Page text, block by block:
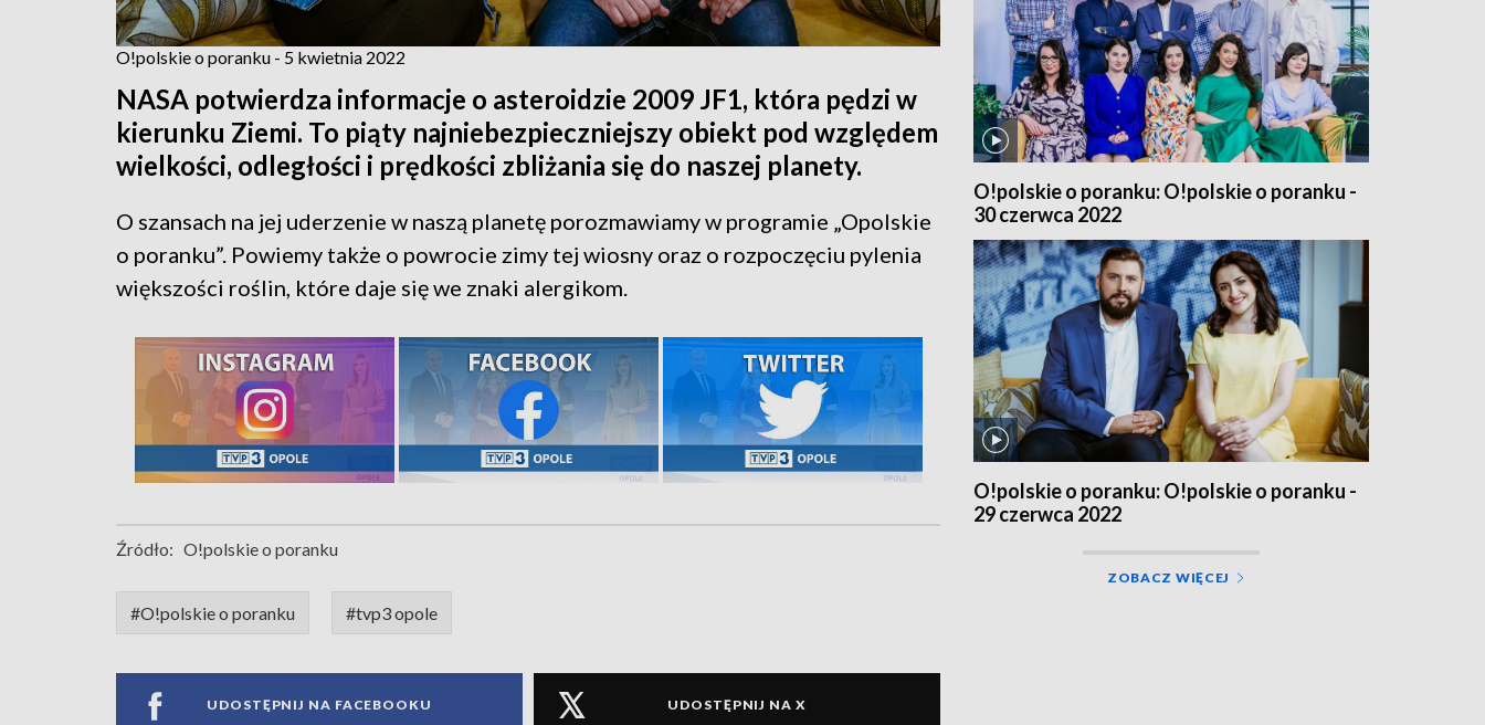
O!polskie o poranku - 5 kwietnia 2022
NASA potwierdza informacje o asteroidzie 2009 JF1, która pędzi w
kierunku Ziemi. To piąty najniebezpieczniejszy obiekt pod względem
wielkości, odległości i prędkości zbliżania się do naszej planety.
O szansach na jej uderzenie w naszą planetę porozmawiamy w programie „Opolskie
o poranku”. Powiemy także o powrocie zimy tej wiosny oraz o rozpoczęciu pylenia
większości roślin, które daje się we znaki alergikom.
Źródło: O!polskie o poranku
#O!polskie o poranku #tvp3 opole
UDOSTĘPNIJ NA FACEBOOKU UDOSTĘPNIJ NA X
O!polskie o poranku: O!polskie o poranku -
30 czerwca 2022
O!polskie o poranku: O!polskie o poranku -
29 czerwca 2022
ZOBACZ WIĘCEJ